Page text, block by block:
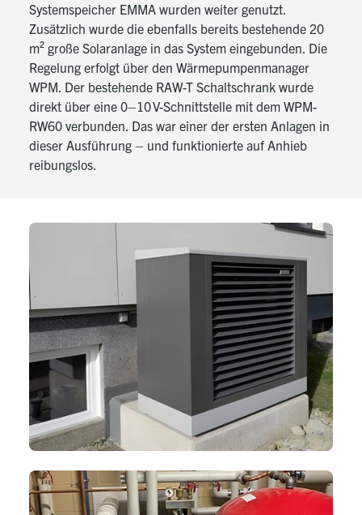
Systemspeicher EMMA wurden weiter genutzt.
Zusätzlich wurde die ebenfalls bereits bestehende 20
m² große Solaranlage in das System eingebunden. Die
Regelung erfolgt über den Wärmepumpenmanager
WPM. Der bestehende RAW-T Schaltschrank wurde
direkt über eine 0–10 V-Schnittstelle mit dem WPM-
RW60 verbunden. Das war einer der ersten Anlagen in
dieser Ausführung – und funktionierte auf Anhieb
reibungslos.